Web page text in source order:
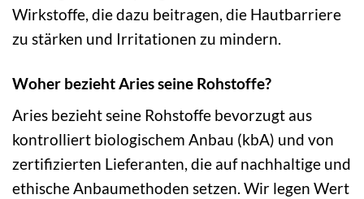
Wirkstoffe, die dazu beitragen, die Hautbarriere
zu stärken und Irritationen zu mindern.
Woher bezieht Aries seine Rohstoffe?
Aries bezieht seine Rohstoffe bevorzugt aus
kontrolliert biologischem Anbau (kbA) und von
zertifizierten Lieferanten, die auf nachhaltige und
ethische Anbaumethoden setzen. Wir legen Wert